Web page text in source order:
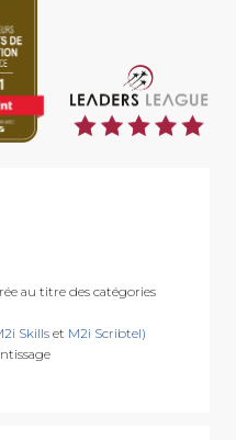
au titre des catégories
Skillset M2i Scribtel)